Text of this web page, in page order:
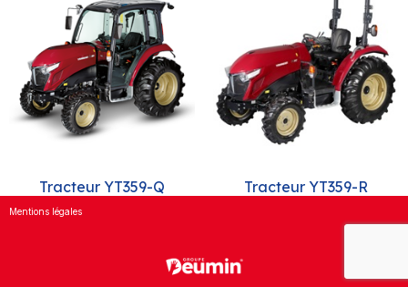
Tracteur YT359-Q Tracteur YT359-R
Mentions légales